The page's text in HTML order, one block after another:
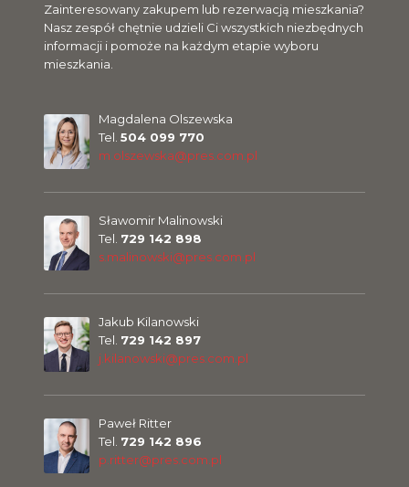
Zainteresowany zakupem lub rezerwacją mieszkania?
Nasz zespół chętnie udzieli Ci wszystkich niezbędnych
informacji i pomoże na każdym etapie wyboru
mieszkania.
Magdalena Olszewska
Tel. 504 099 770
m.olszewska@pres.com.pl
Sławomir Malinowski
Tel. 729 142 898
s.malinowski@pres.com.pl
Jakub Kilanowski
Tel. 729 142 897
j.kilanowski@pres.com.pl
Paweł Ritter
Tel. 729 142 896
p.ritter@pres.com.pl